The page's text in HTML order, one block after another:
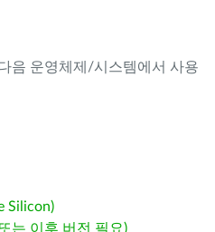
음 운영체제/시스템에서 사용
Silicon)
는 이후 버전 필요)